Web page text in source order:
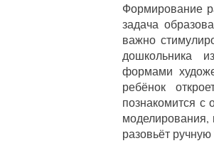
Формирование
задача
важно
дошкольника
формами
ребёнок
познакомится с
моделирования,
разовьёт